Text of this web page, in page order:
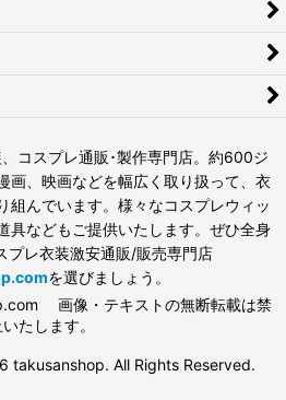
コスプレ通販･製作専門店。約600ジ
画、映画などを幅広く取り扱って、衣
組んでいます。様々なコスプレウィッ
具などもご提供いたします。ぜひ全身
プレ衣装激安通販/販売専門店
を選びましょう。
画像・テキストの無断転載は禁
いたします。
takusanshop. All Rights Reserved.